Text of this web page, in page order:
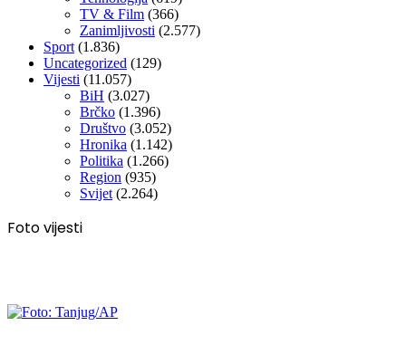
TV & Film (366)
Zanimljivosti (2.577)
Sport (1.836)
Uncategorized (129)
Vijesti (11.057)
BiH (3.027)
Brčko (1.396)
Društvo (3.052)
Hronika (1.142)
Politika (1.266)
Region (935)
Svijet (2.264)
Foto vijesti